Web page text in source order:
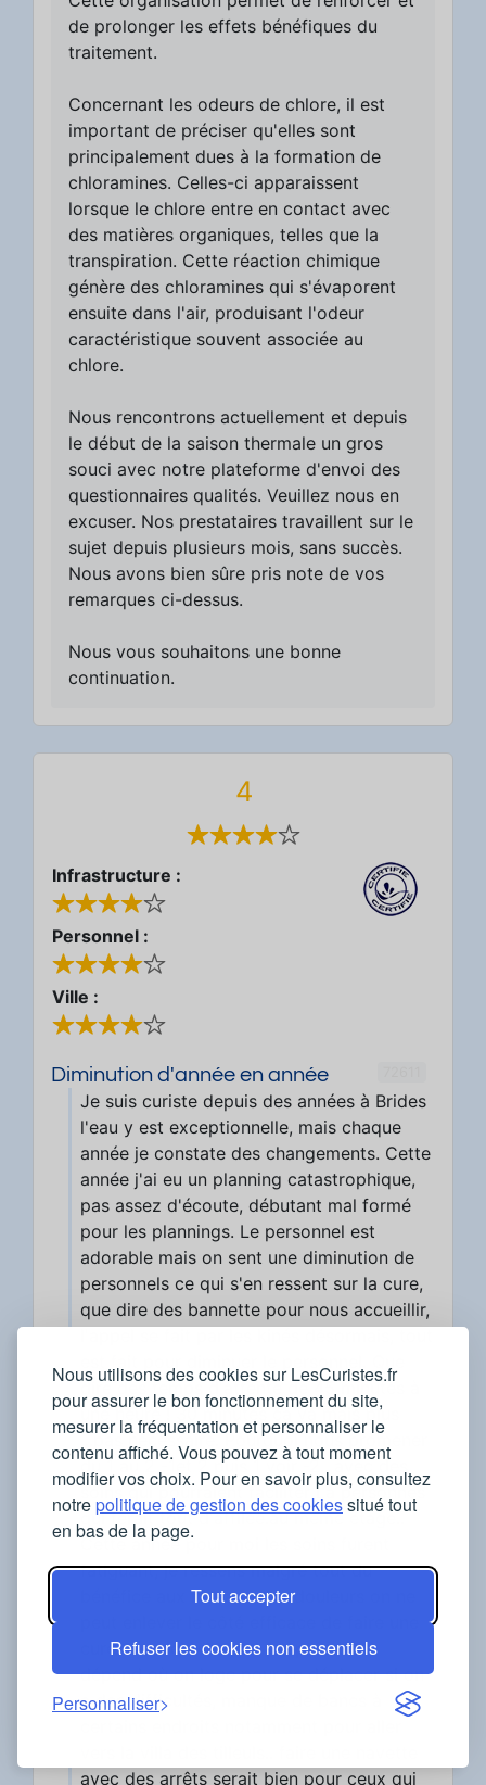
Nous utilisons des cookies sur LesCuristes.fr
pour assurer le bon fonctionnement du site,
mesurer la fréquentation et personnaliser le
contenu affiché. Vous pouvez à tout moment
modifier vos choix. Pour en savoir plus, consultez
notrepolitique de gestion des cookiessitué tout
en bas de la page.
Tout accepter
Refuser les cookies non essentiels
Personnaliser
de prolonger les effets bénéfiques du
traitement.
Concernant les odeurs de chlore, il est
important de préciser qu'elles sont
principalement dues à la formation de
chloramines. Celles-ci apparaissent
lorsque le chlore entre en contact avec
des matières organiques, telles que la
transpiration. Cette réaction chimique
génère des chloramines qui s'évaporent
ensuite dans l'air, produisant l'odeur
caractéristique souvent associée au
chlore.
Nous rencontrons actuellement et depuis
le début de la saison thermale un gros
souci avec notre plateforme d'envoi des
questionnaires qualités. Veuillez nous en
excuser. Nos prestataires travaillent sur le
sujet depuis plusieurs mois, sans succès.
Nous avons bien sûre pris note de vos
remarques ci-dessus.
Nous vous souhaitons une bonne
continuation.
4
Infrastructure :
Personnel :
Ville :
Diminution d'année en année
Je suis curiste depuis des années à Brides
l'eau y est exceptionnelle, mais chaque
année je constate des changements. Cette
année j'ai eu un planning catastrophique,
pas assez d'écoute, débutant mal formé
pour les plannings. Le personnel est
adorable mais on sent une diminution de
personnels ce qui s'en ressent sur la cure,
que dire des bannette pour nous accueillir,
dire des temps d'attente de 45 minutes à
une heure ! 30 minutes ça va mais plus
...pas nécessaire. Pourquoi nous promener
du 1 au 2 -1et 2 puis 1 voir -2.. avec des
soins qui pourraient faciliter La personnes
qui ferait tout d'affilée.au même etage..
Cette année pour moi les soins furent
fatiguant, je ressens malgré tout du
bénéfice aux niveaux des douleurs on ne
cure. Cure et ville mal adaptée tout
dépend où on loge pour se déplacer si on
a des difficultés, manque de bancs à
avec des arrêts serait bien pour ceux qui